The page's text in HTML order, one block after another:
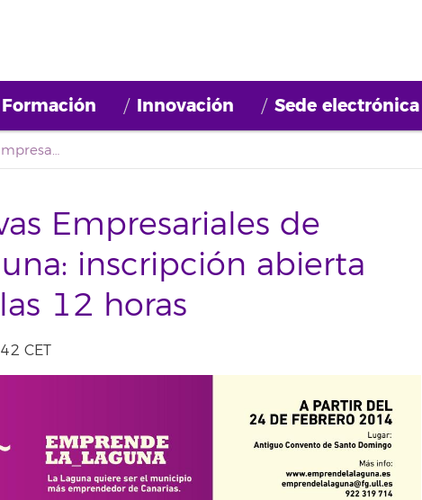
Formación Innovación Sede electrónica
Taller de Iniciativas Empresariales de EmprendeLaLaguna: inscripción abierta hasta el lunes a las 12 horas
Empresariales de
inscripción abierta
12 horas
CET